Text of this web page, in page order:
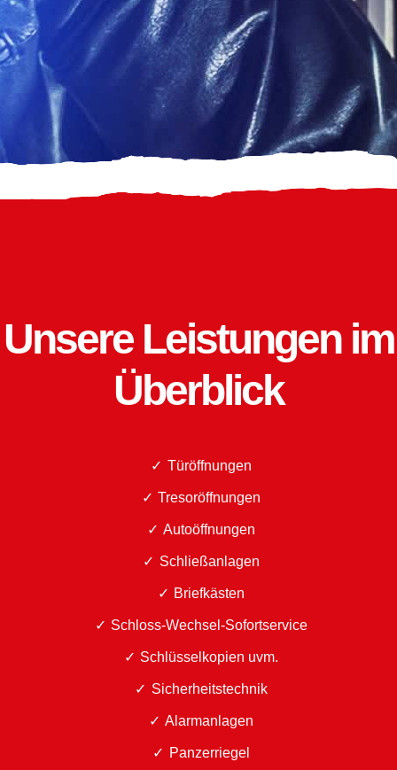
Unsere Leistungen im
Überblick
Türöffnungen
Tresoröffnungen
Autoöffnungen
Schließanlagen
Briefkästen
Schloss-Wechsel-Sofortservice
Schlüsselkopien uvm.
Sicherheitstechnik
Alarmanlagen
Panzerriegel